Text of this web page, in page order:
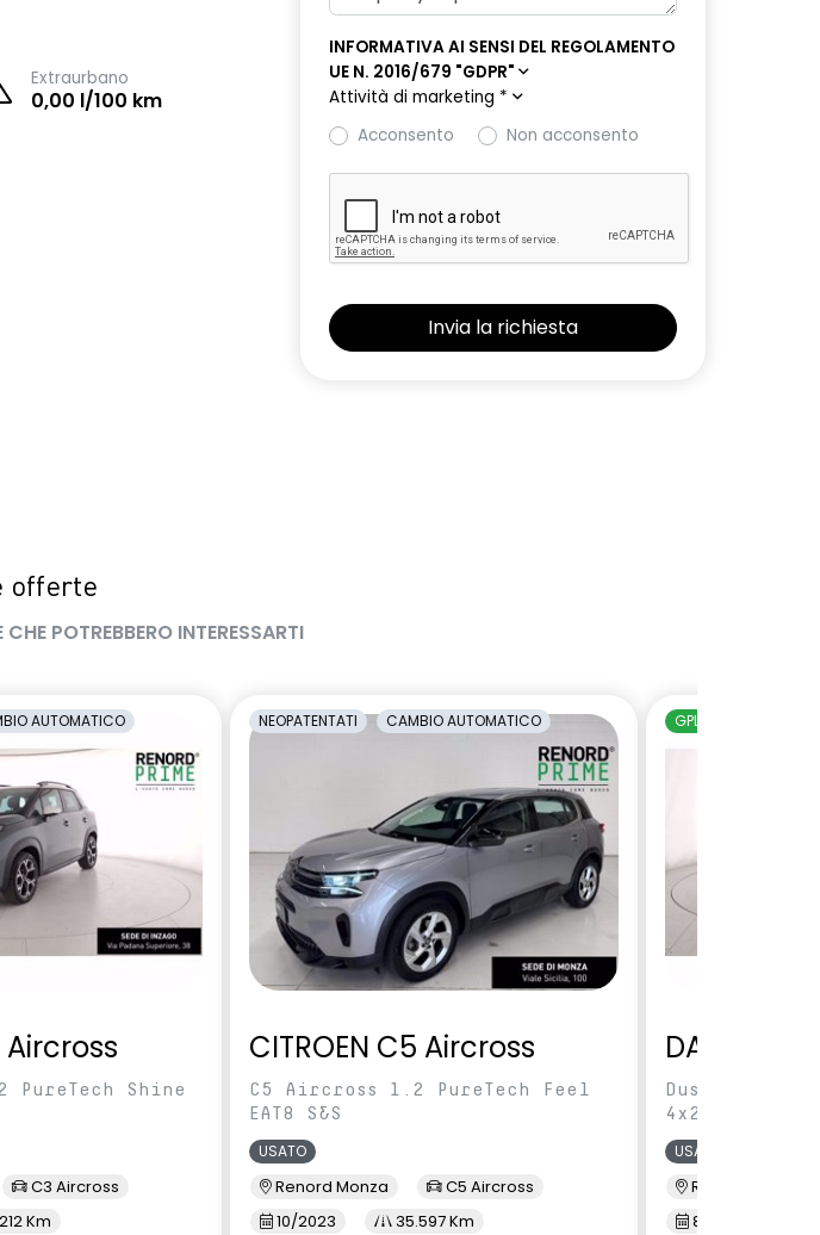
Extraurbano
0,00 l/100 km
INFORMATIVA AI SENSI DEL REGOLAMENTO
UE N. 2016/679 "GDPR"
Attività di marketing *
Acconsento
Non acconsento
offerte
POTREBBERO INTERESSARTI
AUTOMATICO
Aircross
PureTech Shine
C3 Aircross
Km
NEOPATENTATI CAMBIO AUTOMATICO
CITROEN C5 Aircross
C5 Aircross 1.2 PureTech Feel
EAT8 S&S
USATO
Renord Monza
C5 Aircross
10/2023
35.597 Km
GPL
DACIA
Duster 1.0
4x2 100cv
USATO
Renord Sesto S.
8/2023